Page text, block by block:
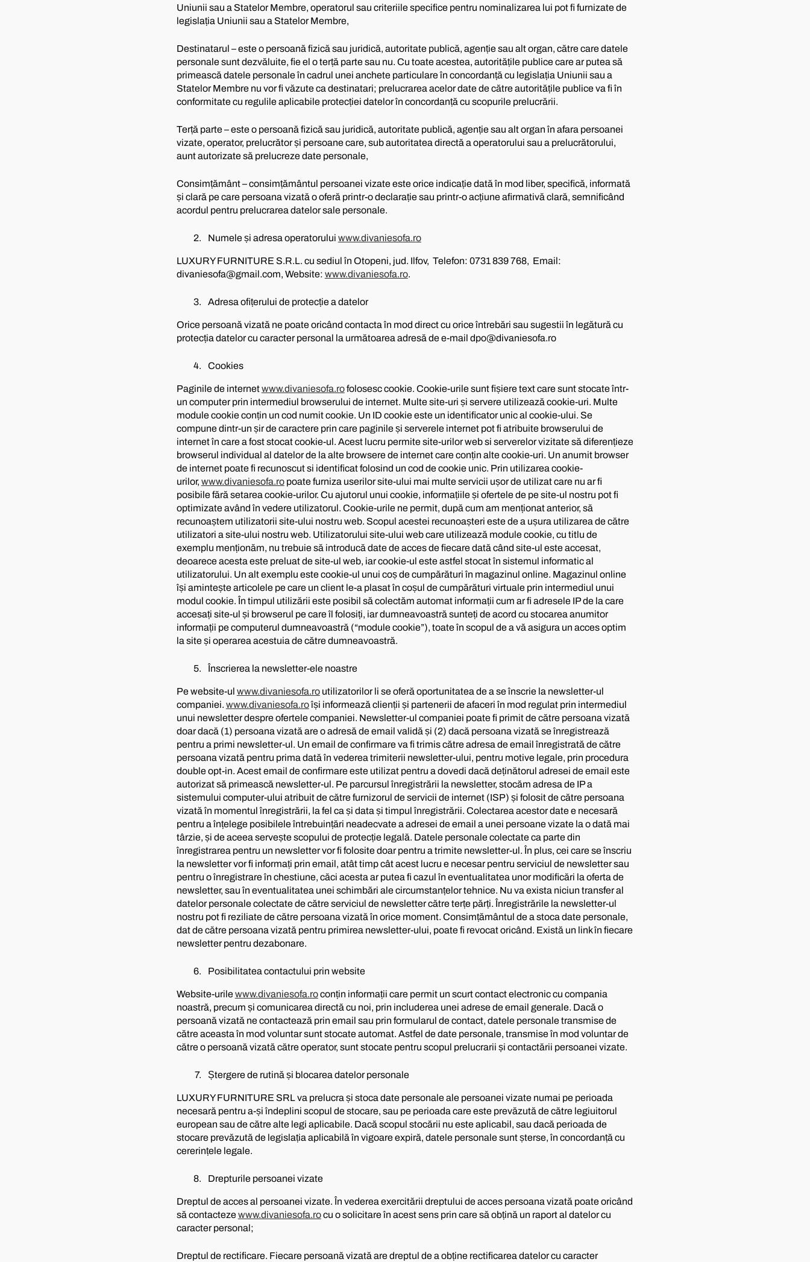
Uniunii sau a Statelor Membre, operatorul sau criteriile specifice pentru nominalizarea lui pot fi furnizate de
legislația Uniunii sau a Statelor Membre,
Destinatarul – este o persoană fizică sau juridică, autoritate publică, agenție sau alt organ, către care datele
personale sunt dezvăluite, fie el o terță parte sau nu. Cu toate acestea, autoritățile publice care ar putea să
primească datele personale în cadrul unei anchete particulare în concordanță cu legislația Uniunii sau a
Statelor Membre nu vor fi văzute ca destinatari; prelucrarea acelor date de către autoritățile publice va fi în
conformitate cu regulile aplicabile protecției datelor în concordanță cu scopurile prelucrării.
Terță parte – este o persoană fizică sau juridică, autoritate publică, agenție sau alt organ în afara persoanei
vizate, operator, prelucrător și persoane care, sub autoritatea directă a operatorului sau a prelucrătorului,
aunt autorizate să prelucreze date personale,
Consimțământ – consimțământul persoanei vizate este orice indicație dată în mod liber, specifică, informată
și clară pe care persoana vizată o oferă printr-o declarație sau printr-o acțiune afirmativă clară, semnificând
acordul pentru prelucrarea datelor sale personale.
Numele și adresa operatorului www.divaniesofa.ro
LUXURY FURNITURE S.R.L. cu sediul în Otopeni, jud. Ilfov, Telefon: 0731 839 768, Email:
divaniesofa@gmail.com, Website: www.divaniesofa.ro.
Adresa ofițerului de protecție a datelor
Orice persoană vizată ne poate oricând contacta în mod direct cu orice întrebări sau sugestii în legătură cu
protecția datelor cu caracter personal la următoarea adresă de e-mail dpo@divaniesofa.ro
Cookies
Paginile de internetwww.divaniesofa.rofolosesc cookie. Cookie-urile sunt fișiere text care sunt stocate într-
un computer prin intermediul browserului de internet. Multe site-uri și servere utilizează cookie-uri. Multe
module cookie conțin un cod numit cookie. Un ID cookie este un identificator unic al cookie-ului. Se
compune dintr-un șir de caractere prin care paginile și serverele internet pot fi atribuite browserului de
internet în care a fost stocat cookie-ul. Acest lucru permite site-urilor web si serverelor vizitate să diferențieze
browserul individual al datelor de la alte browsere de internet care conțin alte cookie-uri. Un anumit browser
de internet poate fi recunoscut si identificat folosind un cod de cookie unic. Prin utilizarea cookie-
urilor, www.divaniesofa.ro poate furniza userilor site-ului mai multe servicii ușor de utilizat care nu ar fi
posibile fără setarea cookie-urilor. Cu ajutorul unui cookie, informațiile și ofertele de pe site-ul nostru pot fi
optimizate având în vedere utilizatorul. Cookie-urile ne permit, după cum am menționat anterior, să
recunoaștem utilizatorii site-ului nostru web. Scopul acestei recunoașteri este de a ușura utilizarea de către
utilizatori a site-ului nostru web. Utilizatorului site-ului web care utilizează module cookie, cu titlu de
exemplu menționăm, nu trebuie să introducă date de acces de fiecare dată când site-ul este accesat,
deoarece acesta este preluat de site-ul web, iar cookie-ul este astfel stocat în sistemul informatic al
utilizatorului. Un alt exemplu este cookie-ul unui coș de cumpărături în magazinul online. Magazinul online
își amintește articolele pe care un client le-a plasat în coșul de cumpărături virtuale prin intermediul unui
modul cookie. În timpul utilizării este posibil să colectăm automat informații cum ar fi adresele IP de la care
accesați site-ul și browserul pe care îl folosiți, iar dumneavoastră sunteți de acord cu stocarea anumitor
informații pe computerul dumneavoastră (“module cookie”), toate în scopul de a vă asigura un acces optim
la site și operarea acestuia de către dumneavoastră.
Înscrierea la newsletter-ele noastre
Pe website-ul www.divaniesofa.ro utilizatorilor li se oferă oportunitatea de a se înscrie la newsletter-ul
companiei. www.divaniesofa.roîși informează clienții și partenerii de afaceri în mod regulat prin intermediul
unui newsletter despre ofertele companiei. Newsletter-ul companiei poate fi primit de către persoana vizată
doar dacă (1) persoana vizată are o adresă de email validă și (2) dacă persoana vizată se înregistrează
pentru a primi newsletter-ul. Un email de confirmare va fi trimis către adresa de email înregistrată de către
persoana vizată pentru prima dată în vederea trimiterii newsletter-ului, pentru motive legale, prin procedura
double opt-in. Acest email de confirmare este utilizat pentru a dovedi dacă deținătorul adresei de email este
autorizat să primească newsletter-ul. Pe parcursul înregistrării la newsletter, stocăm adresa de IP a
sistemului computer-ului atribuit de către furnizorul de servicii de internet (ISP) și folosit de către persoana
vizată în momentul înregistrării, la fel ca și data și timpul înregistrării. Colectarea acestor date e necesară
pentru a înțelege posibilele întrebuințări neadecvate a adresei de email a unei persoane vizate la o dată mai
târzie, și de aceea servește scopului de protecție legală. Datele personale colectate ca parte din
înregistrarea pentru un newsletter vor fi folosite doar pentru a trimite newsletter-ul. În plus, cei care se înscriu
la newsletter vor fi informați prin email, atât timp cât acest lucru e necesar pentru serviciul de newsletter sau
pentru o înregistrare în chestiune, căci acesta ar putea fi cazul în eventualitatea unor modificări la oferta de
newsletter, sau în eventualitatea unei schimbări ale circumstanțelor tehnice. Nu va exista niciun transfer al
datelor personale colectate de către serviciul de newsletter către terțe părți. Înregistrările la newsletter-ul
nostru pot fi reziliate de către persoana vizată în orice moment. Consimțământul de a stoca date personale,
dat de către persoana vizată pentru primirea newsletter-ului, poate fi revocat oricând. Există un link în fiecare
newsletter pentru dezabonare.
Posibilitatea contactului prin website
Website-urilewww.divaniesofa.roconțin informații care permit un scurt contact electronic cu compania
noastră, precum și comunicarea directă cu noi, prin includerea unei adrese de email generale. Dacă o
persoană vizată ne contactează prin email sau prin formularul de contact, datele personale transmise de
către aceasta în mod voluntar sunt stocate automat. Astfel de date personale, transmise în mod voluntar de
către o persoană vizată către operator, sunt stocate pentru scopul prelucrarii și contactării persoanei vizate.
Ștergere de rutină și blocarea datelor personale
LUXURY FURNITURE SRL va prelucra și stoca date personale ale persoanei vizate numai pe perioada
necesară pentru a-și îndeplini scopul de stocare, sau pe perioada care este prevăzută de către legiuitorul
european sau de către alte legi aplicabile. Dacă scopul stocării nu este aplicabil, sau dacă perioada de
stocare prevăzută de legislația aplicabilă în vigoare expiră, datele personale sunt șterse, în concordanță cu
cererințele legale.
Drepturile persoanei vizate
Dreptul de acces al persoanei vizate. În vederea exercitării dreptului de acces persoana vizată poate oricând
să contactezewww.divaniesofa.rocu o solicitare în acest sens prin care să obțină un raport al datelor cu
caracter personal;
Dreptul de rectificare. Fiecare persoană vizată are dreptul de a obține rectificarea datelor cu caracter